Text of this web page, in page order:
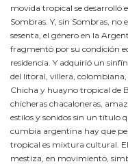
movida tropical se desarrolló
Sombras. Y, sin Sombras, no
sesenta, el género en la
fragmentó por su condición
residencia. Y adquirió un
del litoral, villera,
Chicha y huayno tropical de
chicheras chacaloneras,
estilos y sonidos sin un título
cumbia argentina hay que
tropical es mixtura cultural.
mestiza, en movimiento,